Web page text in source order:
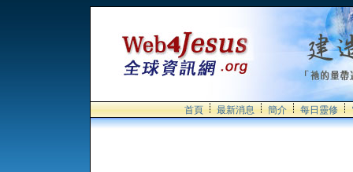
首頁 最新消息 簡介 每日靈修